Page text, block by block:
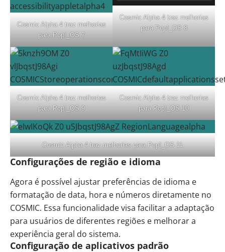
Cosmic Alpha 4 traz melhorias
para Pop!_OS 7
Cosmic Alpha 4 traz melhorias
para Pop!_OS 8
Cosmic Alpha 4 traz melhorias
para Pop!_OS 9
Cosmic Alpha 4 traz melhorias
para Pop!_OS 10
Cosmic Alpha 4 traz melhorias para Pop!_OS 11
Configurações de região e idioma
Agora é possível ajustar preferências de idioma e
formatação de data, hora e números diretamente no
COSMIC. Essa funcionalidade visa facilitar a adaptação
para usuários de diferentes regiões e melhorar a
experiência geral do sistema.
Configuração de aplicativos padrão